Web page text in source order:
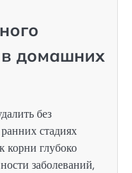
домашних
без
стадиях
корни глубоко
заболеваний,